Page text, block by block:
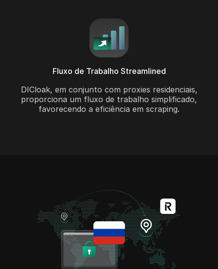
Fluxo de Trabalho Streamlined
DICloak, em conjunto com proxies residenciais,
proporciona um fluxo de trabalho simplificado,
favorecendo a eficiência em scraping.